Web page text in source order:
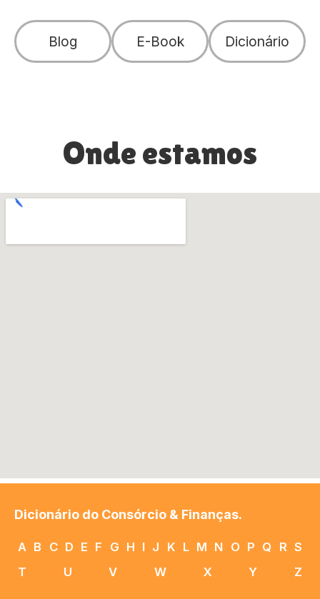
Blog E-Book Dicionário
Onde estamos
Dicionário do Consórcio & Finanças.
A B C D E F G H I J K L M N O P Q R S
T
U V W X Y Z